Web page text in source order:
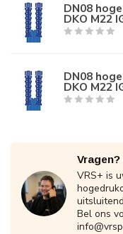
DN08
DKO M22
DN08
DKO M22
VRS+ is
Bel ons